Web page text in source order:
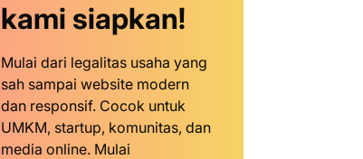
kami siapkan!
Mulai dari legalitas usaha yang
sah sampai website modern
dan responsif. Cocok untuk
UMKM, startup, komunitas, dan
media online. Mulai